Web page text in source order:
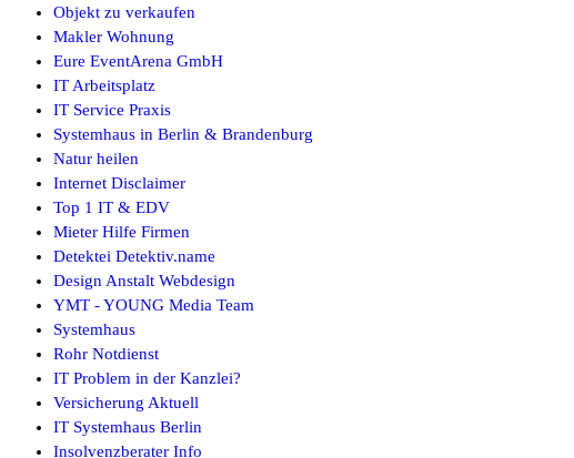
Objekt zu verkaufen
Makler Wohnung
Eure EventArena GmbH
IT Arbeitsplatz
IT Service Praxis
Systemhaus in Berlin & Brandenburg
Natur heilen
Internet Disclaimer
Top 1 IT & EDV
Mieter Hilfe Firmen
Detektei Detektiv.name
Design Anstalt Webdesign
YMT - YOUNG Media Team
Systemhaus
Rohr Notdienst
IT Problem in der Kanzlei?
Versicherung Aktuell
IT Systemhaus Berlin
Insolvenzberater Info